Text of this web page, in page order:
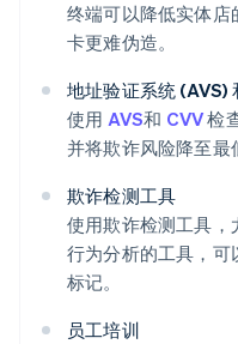
终端可以降低实体店
卡更难伪造。
地址验证系统 (AVS)
使用 AVS和 CVV检
并将欺诈风险降至最
欺诈检测工具
使用欺诈检测工具，
行为分析的工具，可
标记。
员工培训